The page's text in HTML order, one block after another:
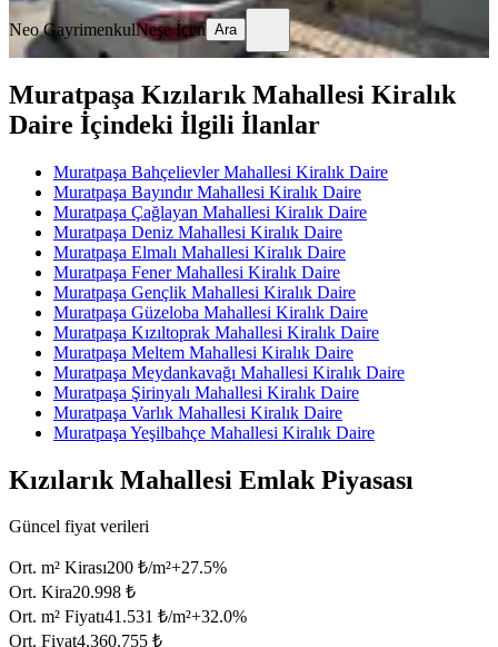
Neo GayrimenkulNeşe İçen Ara
Muratpaşa Kızılarık Mahallesi Kiralık
Daire İçindeki İlgili İlanlar
Muratpaşa Bahçelievler Mahallesi Kiralık Daire
Muratpaşa Bayındır Mahallesi Kiralık Daire
Muratpaşa Çağlayan Mahallesi Kiralık Daire
Muratpaşa Deniz Mahallesi Kiralık Daire
Muratpaşa Elmalı Mahallesi Kiralık Daire
Muratpaşa Fener Mahallesi Kiralık Daire
Muratpaşa Gençlik Mahallesi Kiralık Daire
Muratpaşa Güzeloba Mahallesi Kiralık Daire
Muratpaşa Kızıltoprak Mahallesi Kiralık Daire
Muratpaşa Meltem Mahallesi Kiralık Daire
Muratpaşa Meydankavağı Mahallesi Kiralık Daire
Muratpaşa Şirinyalı Mahallesi Kiralık Daire
Muratpaşa Varlık Mahallesi Kiralık Daire
Muratpaşa Yeşilbahçe Mahallesi Kiralık Daire
Kızılarık Mahallesi Emlak Piyasası
Güncel fiyat verileri
Ort. m² Kirası200 ₺/m²+27.5%
Ort. Kira20.998 ₺
Ort. m² Fiyatı41.531 ₺/m²+32.0%
Ort. Fiyat4.360.755 ₺